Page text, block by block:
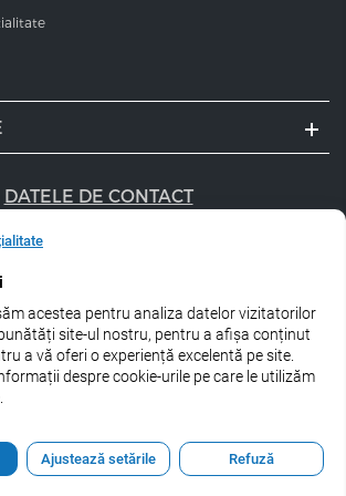
DATELE DE CONTACT
747 056 359
ne pe rețele de socializare:
2026 Estel Professional Romania
acestea pentru analiza datelor vizitatorilor
site-ul nostru, pentru a afișa conținut
a vă oferi o experiență excelentă pe site.
despre cookie-urile pe care le utilizăm
Ajustează setările Refuză